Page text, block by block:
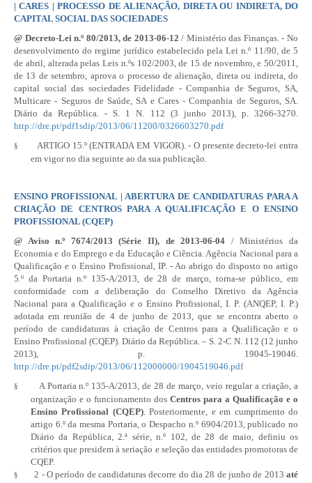
| CARES | PROCESSO DE ALIENAÇÃO, DIRETA OU INDIRETA, DO
CAPITAL SOCIAL DAS SOCIEDADES
@ Decreto-Lei n.º 80/2013, de 2013-06-12 / Ministério das Finanças. - No
desenvolvimento do regime jurídico estabelecido pelaLei n.º 11/90, de 5
de abril, alterada pelas Leis n.ºs 102/2003, de 15 de novembro, e 50/2011,
de 13 de setembro, aprova o processo de alienação, direta ou indireta, do
capital social das sociedades Fidelidade - Companhia de Seguros, SA,
Multicare - Seguros de Saúde, SA e Cares - Companhia de Seguros, SA.
Diário da República. - S. 1 N. 112 (3 junho 2013), p. 3266-3270.
http://dre.pt/pdf1sdip/2013/06/11200/0326603270.pdf
§
ARTIGO 15.º (ENTRADA EM VIGOR). - O presente decreto-lei entra
em vigor no dia seguinte ao da sua publicação.
ENSINO PROFISSIONAL | ABERTURA DE CANDIDATURAS PARA A
CRIAÇÃO DE CENTROS PARA A QUALIFICAÇÃO E O ENSINO
PROFISSIONAL (CQEP)
@ Aviso n.º 7674/2013 (Série II), de 2013-06-04 / Ministérios da
Economia e do Emprego e da Educação e Ciência. Agência Nacional para a
Qualificação e o Ensino Profissional, IP. - Ao abrigo do disposto no artigo
5.º da Portaria n.º 135-A/2013, de 28 de março, torna-se público, em
conformidade com a deliberação do Conselho Diretivo da Agência
Nacional para a Qualificação e o Ensino Profissional, I. P. (ANQEP, I. P.)
adotada em reunião de 4 de junho de 2013, que se encontra aberto o
período de candidaturas à criação de Centros para a Qualificação e o
Ensino Profissional (CQEP). Diário da República. – S. 2-C N. 112 (12 junho
2013), p. 19045-19046.
http://dre.pt/pdf2sdip/2013/06/112000000/1904519046.pdf
§ A Portaria n.º 135-A/2013, de 28 de março, veio regular a criação, a
organização e o funcionamento dos Centros para a Qualificação e o
Ensino Profissional (CQEP). Posteriormente, e em cumprimento do
artigo 6.º da mesma Portaria, oDespacho n.º 6904/2013, publicado no
Diário da República, 2.ª série, n.º 102, de 28 de maio, definiu os
critérios que presidem à seriação e seleção das entidades promotoras de
CQEP.
§ 2 - O período de candidaturas decorre do dia 28 de junho de 2013até